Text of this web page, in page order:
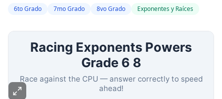
6to Grado 7mo Grado 8vo Grado Exponentes y Raíces